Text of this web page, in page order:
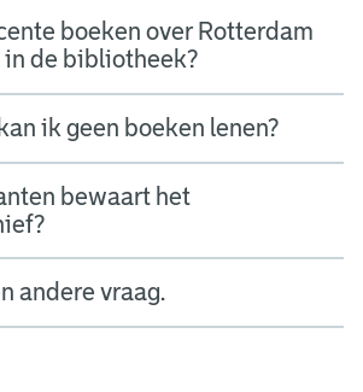
boeken over Rotterdam
de bibliotheek?
ik geen boeken lenen?
bewaart het
andere vraag.